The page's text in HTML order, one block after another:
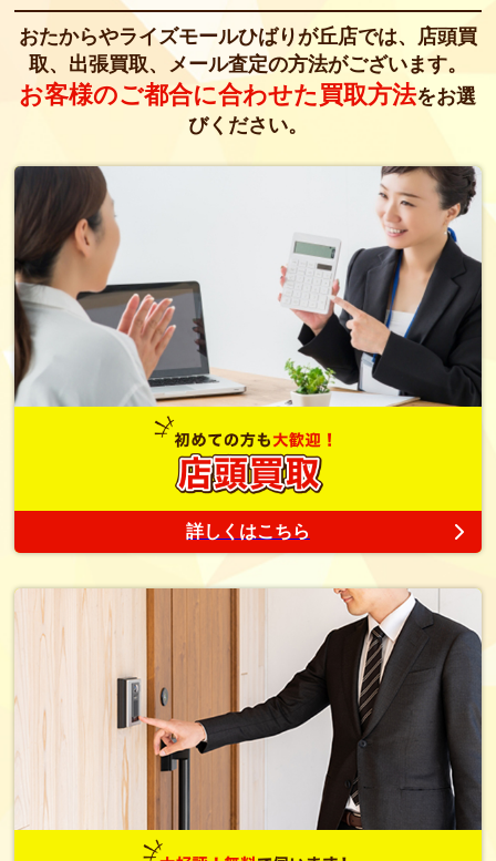
おたからやライズモールひばりが丘店では、
店頭買
取、出張買取、メール査定の方法がございます。
お客様のご都合に合わせた買取方法をお選
びください。
詳しくはこちら